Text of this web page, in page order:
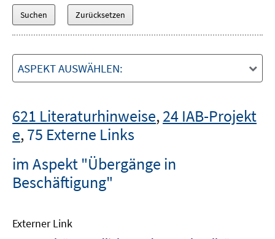
ASPEKT AUSWÄHLEN:
621 Literaturhinweise,24 IAB-Projekt
e,75 Externe Links
im Aspekt "Übergänge in
Beschäftigung"
Externer Link